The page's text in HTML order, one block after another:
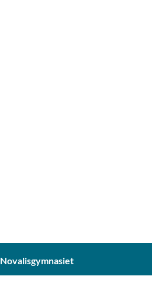
Novalisgymnasiet